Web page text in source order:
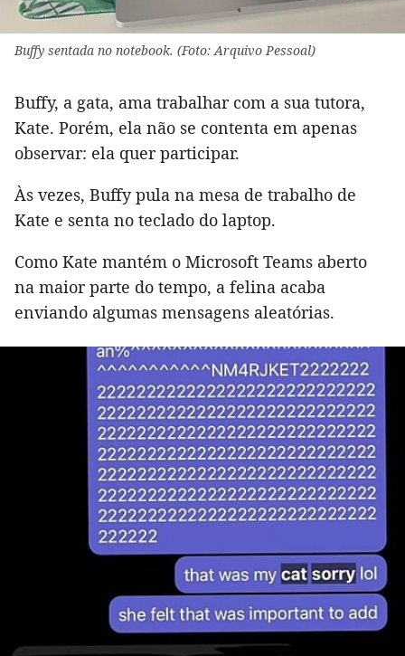
Buffy sentada no notebook. (Foto: Arquivo Pessoal)
Buffy, a gata, ama trabalhar com a sua tutora,
Kate. Porém, ela não se contenta em apenas
observar: ela quer participar.
Às vezes, Buffy pula na mesa de trabalho de
Kate e senta no teclado do laptop.
Como Kate mantém o Microsoft Teams aberto
na maior parte do tempo, a felina acaba
enviando algumas mensagens aleatórias.